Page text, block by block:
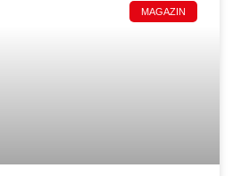
MAGAZIN